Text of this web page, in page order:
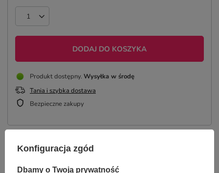
DODAJ DO KOSZYKA
Produkt dostępny Wysyłka w środę
Tania i szybka dostawa
Bezpieczne zakupy
OPISKonfiguracja zgód
Dbamy o Twoją prywatność